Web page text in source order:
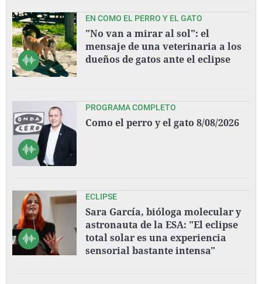
EN COMO EL PERRO Y EL GATO
"No van a mirar al sol": el
mensaje de una veterinaria a los
dueños de gatos ante el eclipse
PROGRAMA COMPLETO
Como el perro y el gato 8/08/2026
ECLIPSE
Sara García, bióloga molecular y
astronauta de la ESA: "El eclipse
total solar es una experiencia
sensorial bastante intensa"